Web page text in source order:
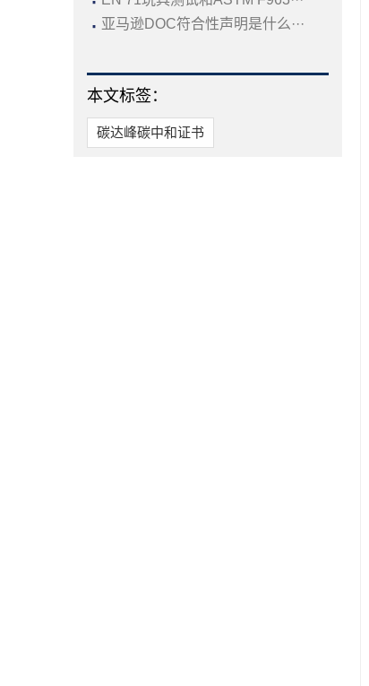
· 亚马逊DOC符合性声明是什么···
本文标签：
碳达峰碳中和证书